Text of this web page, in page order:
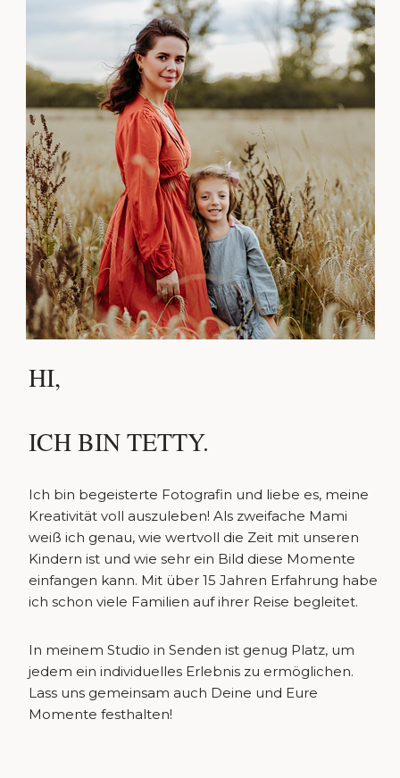
HI,
ICH BIN TETTY.
Ich bin begeisterte Fotografin und liebe es, meine
Kreativität voll auszuleben! Als zweifache Mami
weiß ich genau, wie wertvoll die Zeit mit unseren
Kindern ist und wie sehr ein Bild diese Momente
einfangen kann. Mit über 15 Jahren Erfahrung habe
ich schon viele Familien auf ihrer Reise begleitet.
In meinem Studio in Senden ist genug Platz, um
jedem ein individuelles Erlebnis zu ermöglichen.
Lass uns gemeinsam auch Deine und Eure
Momente festhalten!